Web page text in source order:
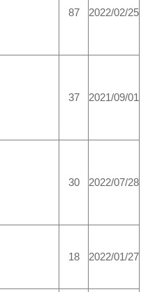
87 2022/02/25
37 2021/09/01
30 2022/07/28
18 2022/01/27